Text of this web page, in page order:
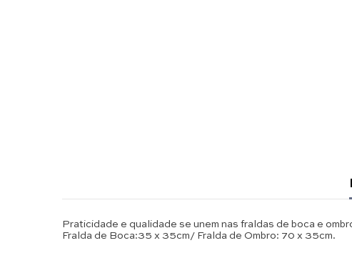
Praticidade e qualidade se unem nas fraldas de boca e
Fralda de Boca:35 x 35cm/ Fralda de Ombro: 70 x 35cm.